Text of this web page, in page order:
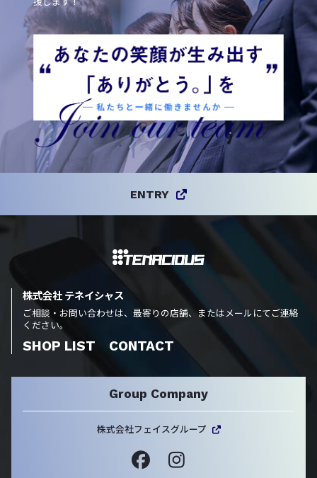
ENTRY
株式会社 テネイシャス
ご相談・お問い合わせは、最寄りの店舗、またはメールにてご連絡
ください。
SHOP LIST CONTACT
Group Company
株式会社フェイスグループ